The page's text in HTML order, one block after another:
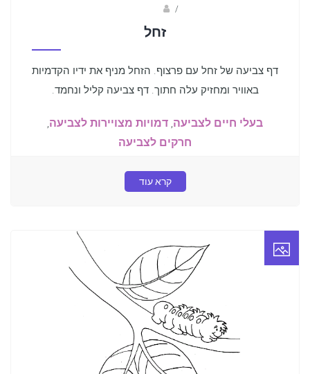
/
זחל
דף צביעה של זחל עם פרצוף. הזחל מניף את ידיו הקדמיות
באוויר ומחזיק עלה חתוך. דף צביעה קליל ונחמד.
בעלי חיים לצביעה, דמויות מצויירות לצביעה,
חרקים לצביעה
קרא עוד